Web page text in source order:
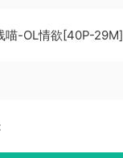
喵-OL情欲[40P-29M]